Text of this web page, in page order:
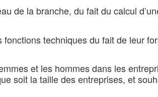
de la branche, du fait du calcul
techniques du fait de leur
et les hommes dans les
soit la taille des entreprises, et